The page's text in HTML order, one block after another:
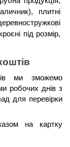
плитні
під розмір,
робочих днів з
для перевірки
на картку